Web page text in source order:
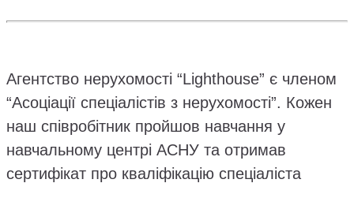
Агентство нерухомості “Lighthouse” є членом
“Асоціації спеціалістів з нерухомості”. Кожен
наш співробітник пройшов навчання у
навчальному центрі АСНУ та отримав
сертифікат про кваліфікацію спеціаліста